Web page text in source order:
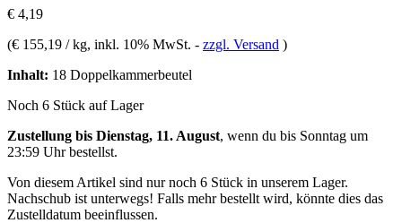
€ 4,19
(€ 155,19 / kg, inkl. 10% MwSt. - zzgl. Versand )
Inhalt: 18 Doppelkammerbeutel
Noch 6 Stück auf Lager
Zustellung bis Dienstag, 11. August, wenn du bis Sonntag um
23:59 Uhrbestellst.
Von diesem Artikel sind nur noch 6 Stück in unserem Lager.
Nachschub ist unterwegs! Falls mehr bestellt wird, könnte dies das
Zustelldatum beeinflussen.